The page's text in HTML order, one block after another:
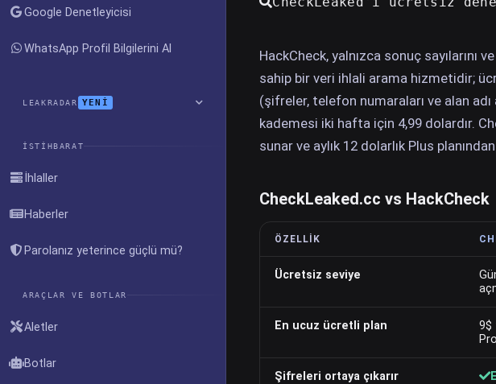
Google Denetleyicisi
WhatsApp Profil Bilgilerini Al
LEAKRADAR YENİ
İSTIHBARAT
İhlaller
Haberler
Parolanız yeterince güçlü mü?
ARAÇLAR VE BOTLAR
Aletler
Botlar
HackCheck, yalnızca sonuç sayılarını
sahip bir veri ihlali arama hizmetidir;
(şifreler, telefon numaraları ve alan
kademesi iki hafta için 4,99 dolardır.
sunar ve aylık 12 dolarlık Plus
CheckLeaked.cc vs HackCheck
ÖZELLIK
Ücretsiz seviye
En ucuz ücretli plan
9$
Şifreleri ortaya çıkarır